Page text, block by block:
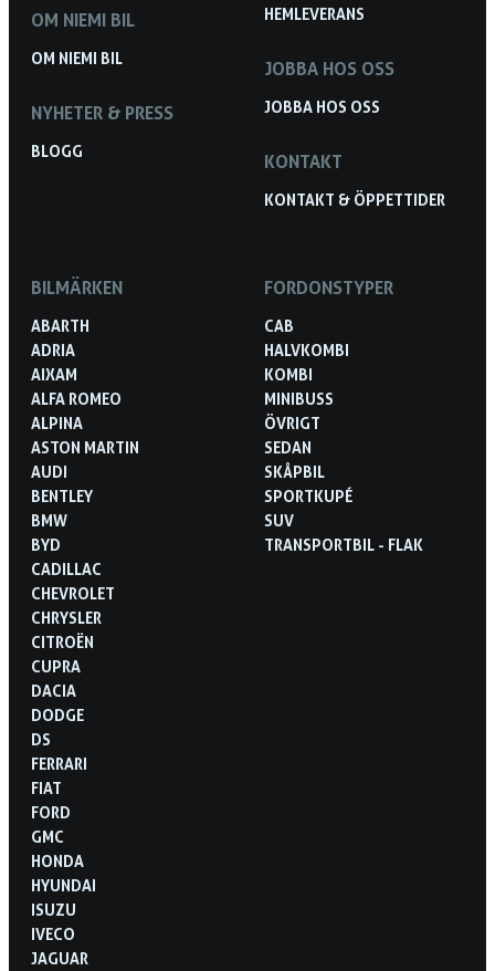
OM NIEMI BIL
OM NIEMI BIL
NYHETER & PRESS
BLOGG
HEMLEVERANS
JOBBA HOS OSS
JOBBA HOS OSS
KONTAKT
KONTAKT & ÖPPETTIDER
BILMÄRKEN
ABARTH
ADRIA
AIXAM
ALFA ROMEO
ALPINA
ASTON MARTIN
AUDI
BENTLEY
BMW
BYD
CADILLAC
CHEVROLET
CHRYSLER
CITROËN
CUPRA
DACIA
DODGE
DS
FERRARI
FIAT
FORD
GMC
HONDA
HYUNDAI
ISUZU
IVECO
JAGUAR
FORDONSTYPER
CAB
HALVKOMBI
KOMBI
MINIBUSS
ÖVRIGT
SEDAN
SKÅPBIL
SPORTKUPÉ
SUV
TRANSPORTBIL - FLAK